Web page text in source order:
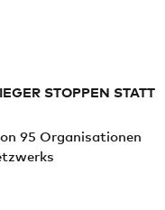
STOPPEN STATT
95 Organisationen